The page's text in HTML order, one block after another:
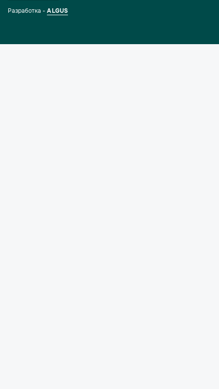
Разработка -ALGUS